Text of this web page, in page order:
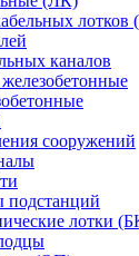
лотков
каналов
сооружений
лотки